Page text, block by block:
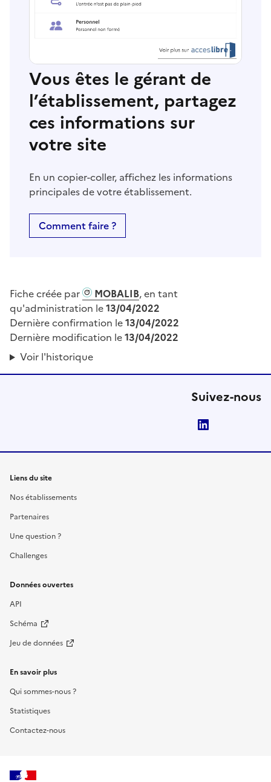
Vous êtes le gérant de
l’établissement, partagez
ces informations sur
votre site
En un copier-coller, affichez les informations
principales de votre établissement.
Comment faire ?
Fiche créée par MOBALIB, en tant
qu'administration le13/04/2022
Dernière confirmation le13/04/2022
Dernière modification le13/04/2022
Voir l'historique
Suivez-nous
Liens du site
Nos établissements
Partenaires
Une question ?
Challenges
Données ouvertes
API
Schéma
Jeu de données
En savoir plus
Qui sommes-nous ?
Statistiques
Contactez-nous